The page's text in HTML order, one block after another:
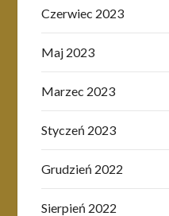
Czerwiec 2023
Maj 2023
Marzec 2023
Styczeń 2023
Grudzień 2022
Sierpień 2022